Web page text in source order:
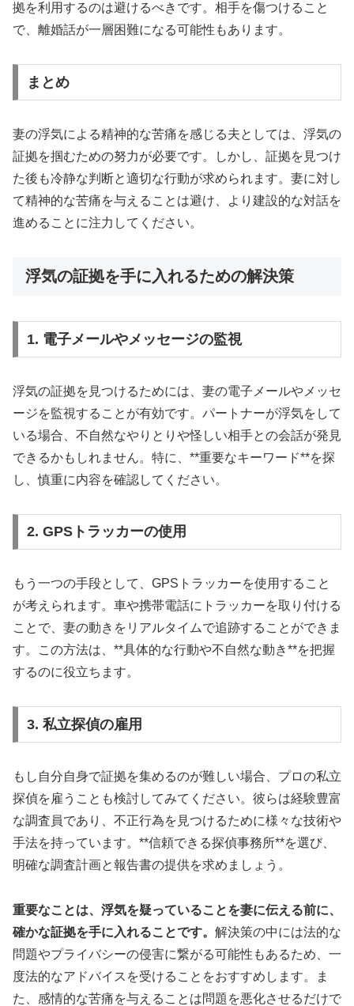
拠を利用するのは避けるべきです。相手を傷つけること
で、離婚話が一層困難になる可能性もあります。
まとめ
妻の浮気による精神的な苦痛を感じる夫としては、浮気の
証拠を掴むための努力が必要です。しかし、証拠を見つけ
た後も冷静な判断と適切な行動が求められます。妻に対し
て精神的な苦痛を与えることは避け、より建設的な対話を
進めることに注力してください。
浮気の証拠を手に入れるための解決策
1. 電子メールやメッセージの監視
浮気の証拠を見つけるためには、妻の電子メールやメッセ
ージを監視することが有効です。パートナーが浮気をして
いる場合、不自然なやりとりや怪しい相手との会話が発見
できるかもしれません。特に、**重要なキーワード**を探
し、慎重に内容を確認してください。
2. GPSトラッカーの使用
もう一つの手段として、GPSトラッカーを使用すること
が考えられます。車や携帯電話にトラッカーを取り付ける
ことで、妻の動きをリアルタイムで追跡することができま
す。この方法は、**具体的な行動や不自然な動き**を把握
するのに役立ちます。
3. 私立探偵の雇用
もし自分自身で証拠を集めるのが難しい場合、プロの私立
探偵を雇うことも検討してみてください。彼らは経験豊富
な調査員であり、不正行為を見つけるために様々な技術や
手法を持っています。**信頼できる探偵事務所**を選び、
明確な調査計画と報告書の提供を求めましょう。
重要なことは、浮気を疑っていることを妻に伝える前に、
確かな証拠を手に入れることです。 解決策の中には法的な
問題やプライバシーの侵害に繋がる可能性もあるため、一
度法的なアドバイスを受けることをおすすめします。ま
た、感情的な苦痛を与えることは問題を悪化させるだけで